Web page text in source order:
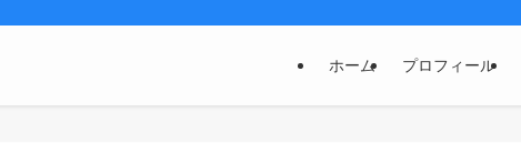
ホーム プロフィール